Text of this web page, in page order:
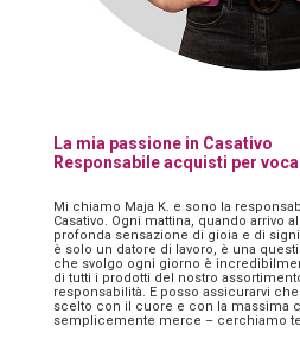
La mia passione in Casativo
Responsabile acquisti per
Mi chiamo Maja K. e sono la
Casativo. Ogni mattina, quando arrivo
profonda sensazione di gioia e di
è solo un datore di lavoro, è una
che svolgo ogni giorno è
di tutti i prodotti del nostro
responsabilità. E posso assicurarvi
scelto con il cuore e con la massima
semplicemente merce – cerchiamo